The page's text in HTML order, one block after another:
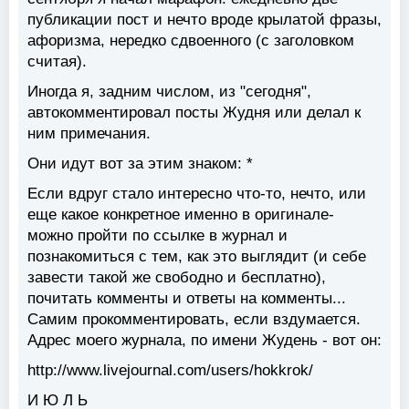
публикации пост и нечто вроде крылатой фразы,
афоризма, нередко сдвоенного (с заголовком
считая).
Иногда я, задним числом, из "сегодня",
автокомментировал посты Жудня или делал к
ним примечания.
Они идут вот за этим знаком: *
Если вдруг стало интересно что-то, нечто, или
еще какое конкретное именно в оригинале-
можно пройти по ссылке в журнал и
познакомиться с тем, как это выглядит (и себе
завести такой же свободно и бесплатно),
почитать комменты и ответы на комменты...
Самим прокомментировать, если вздумается.
Адрес моего журнала, по имени Жудень - вот он:
http://www.livejournal.com/users/hokkrok/
И Ю Л Ь